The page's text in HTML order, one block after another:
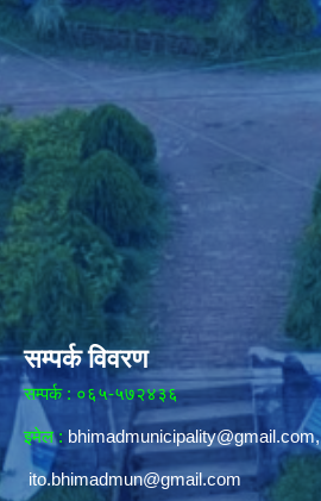
सम्पर्क विवरण
सम्पर्क : ०६५-५७२४३६
इमेल : bhimadmunicipality@gmail.com,
ito.bhimadmun@gmail.com